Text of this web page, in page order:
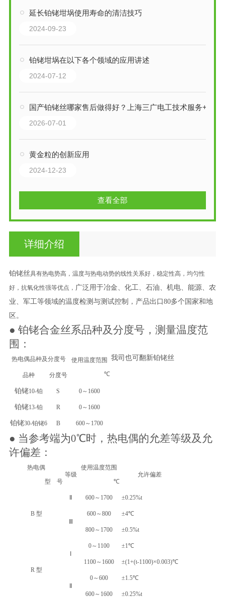
延长铂铑坩埚使用寿命的清洁技巧
2024-09-23
铂铑坩埚在以下各个领域的应用讲述
2024-07-12
国产铂铑丝哪家售后做得好？上海三广电工技术服务+质保政策对比分享
2026-07-01
黄金粒的创新应用
2024-12-23
查看全部
详细介绍
铂铑丝具有热电势高，温度与热电动势的线性关系好，稳定性高，均匀性
好，抗氧化性强等优点， 广泛用于冶金、化工、石油、机电、能源、农
业、军工等领域的温度检测与测试控制 ，产品出口80多个国家和地
区。
● 铂铑合金丝系品种及分度号，测量温度范
围 ：
热电偶品种及分度号
使用温度范围
℃
品种 分度号
铂铑10-铂 S 0～1600
铂铑13-铂 R 0～1600
铂铑30-铂铑6 B 600～1700
● 当参考端为0℃时，热电偶的允差等级及允
许偏差：
热电偶
型 号
等级
使用温度范围
℃
允许偏差
B 型
Ⅱ 600～1700 ±0.25%t
Ⅲ
600～800 ±4℃
800～1700 ±0.5%t
R 型
Ⅰ
0～1100 ±1℃
1100～1600 ±(1+(t-1100)×0.003)℃
Ⅱ
0～600 ±1.5℃
600～1600 ±0.25%t
我司也可翻新铂铑丝